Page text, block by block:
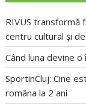
RIVUS transformă
centru cultural și
Când luna devine
SportinCluj: Cine
româna la 2 ani